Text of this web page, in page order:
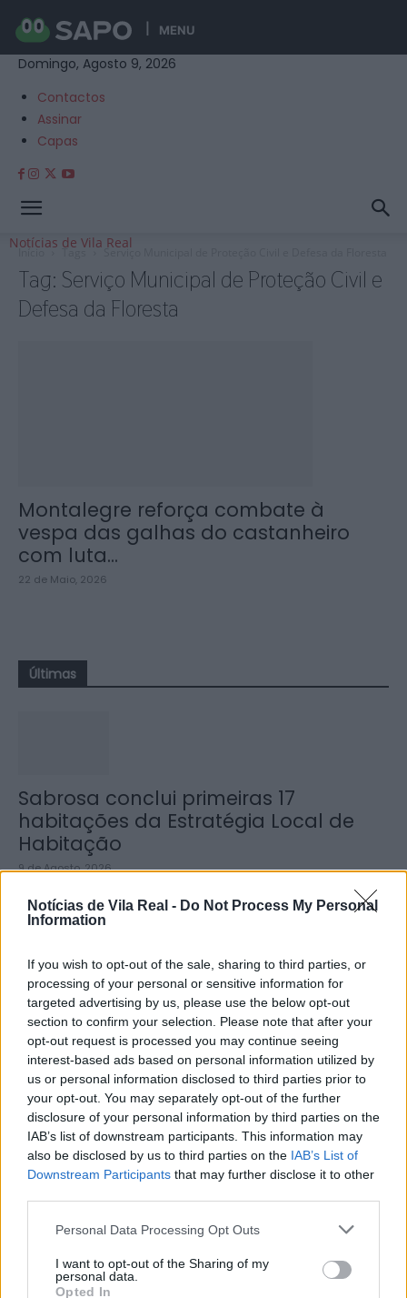
Notícias de Vila Real - Do Not Process My Personal
Information
If you wish to opt-out of the sale, sharing to third parties, or
processing of your personal or sensitive information for
targeted advertising by us, please use the below opt-out
section to confirm your selection. Please note that after your
opt-out request is processed you may continue seeing
interest-based ads based on personal information utilized by
us or personal information disclosed to third parties prior to
your opt-out. You may separately opt-out of the further
disclosure of your personal information by third parties on the
IAB’s list of downstream participants. This information may
also be disclosed by us to third parties on the IAB’s List of
Downstream Participants that may further disclose it to other
Personal Data Processing Opt Outs
I want to opt-out of the Sharing of my
personal data.
Opted In
MENU
Domingo, Agosto 9, 2026
Contactos
Assinar
Capas
Notícias de Vila Real
Início Tags Serviço Municipal de Proteção Civil e Defesa da Floresta
Tag: Serviço Municipal de Proteção Civil e
Defesa da Floresta
Montalegre reforça combate à
vespa das galhas do castanheiro
com luta...
22 de Maio, 2026
Últimas
Sabrosa conclui primeiras 17
habitações da Estratégia Local de
Habitação
9 de Agosto, 2026
CCDR NORTE destaca plano para
reforçar competitividade e
sustentabilidade da Região...
Município de Sabrosa apoia juntas
de freguesia com fornecimento de
8 de Agosto, 2026